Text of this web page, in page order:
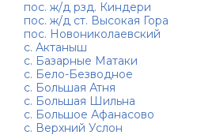
пос. ж/д рзд. Киндери
пос. ж/д ст. Высокая Гора
пос. Новониколаевский
с. Актаныш
с. Базарные Матаки
с. Бело-Безводное
с. Большая Атня
с. Большая Шильна
с. Большое Афанасово
с. Верхний Услон